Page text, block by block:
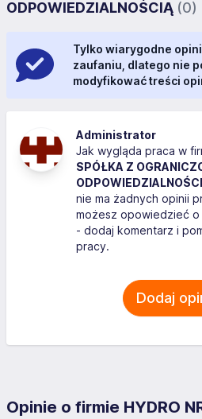
ODPOWIEDZIALNOŚCIĄ (0)
Tylko wiarygodne
zaufaniu, dlatego nie
modyfikować treści
Administrator
Jak wygląda praca w
SPÓŁKA Z
nie ma żadnych opinii
możesz opowiedzieć
- dodaj komentarz i
pracy.
Dodaj
Opinie o firmie HYDRO